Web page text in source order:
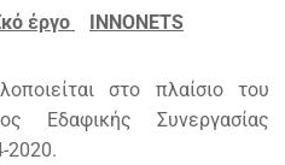
έργο INNONETS
στο πλαίσιο του
Εδαφικής Συνεργασίας
2020.